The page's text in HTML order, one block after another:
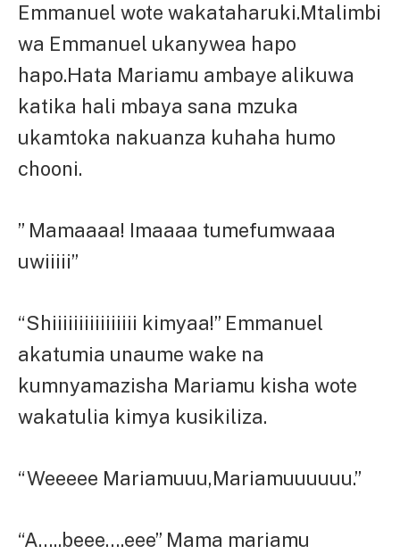
Emmanuel wote wakataharuki.Mtalimbi
wa Emmanuel ukanywea hapo
hapo.Hata Mariamu ambaye alikuwa
katika hali mbaya sana mzuka
ukamtoka nakuanza kuhaha humo
chooni.
” Mamaaaa! Imaaaa tumefumwaaa
uwiiiii”
“Shiiiiiiiiiiiiiiii kimyaa!” Emmanuel
akatumia unaume wake na
kumnyamazisha Mariamu kisha wote
wakatulia kimya kusikiliza.
“Weeeee Mariamuuu,Mariamuuuuuu.”
“A…..beee….eee” Mama mariamu